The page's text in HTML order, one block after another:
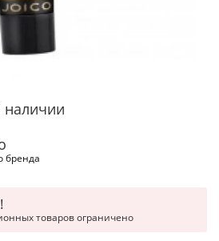
бренда
товаров ограничено